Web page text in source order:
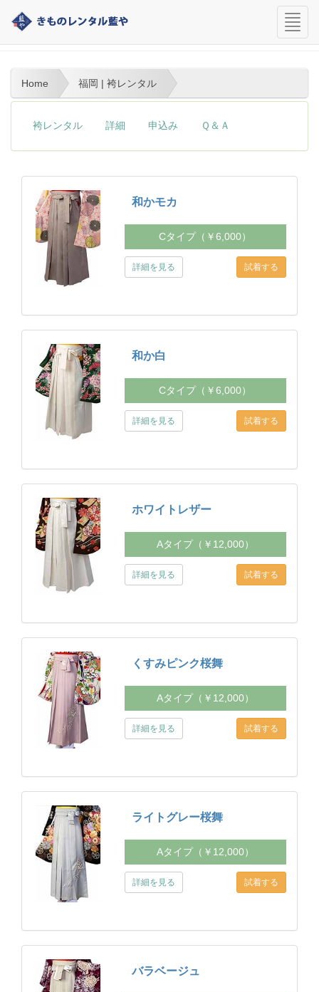
navi
福岡 | 袴レンタル | きものレンタル藍や | 福岡
Home 福岡 | 袴レンタル
袴レンタル 詳細 申込み Ｑ＆Ａ
和かモカ
Cタイプ（￥6,000）
詳細を見る
和か白
Cタイプ（￥6,000）
詳細を見る
ホワイトレザー
Aタイプ（￥12,000）
詳細を見る
くすみピンク桜舞
Aタイプ（￥12,000）
詳細を見る
ライトグレー桜舞
Aタイプ（￥12,000）
詳細を見る
バラベージュ